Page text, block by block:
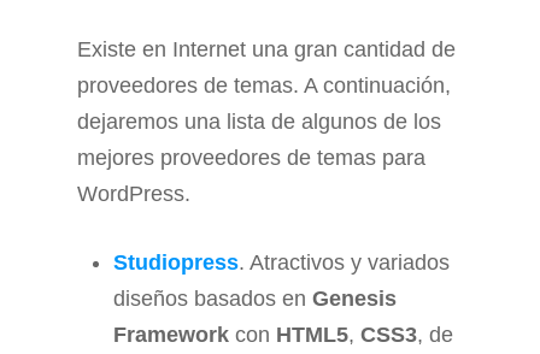
Existe en Internet una gran cantidad de
proveedores de temas. A continuación,
dejaremos una lista de algunos de los
mejores proveedores de temas para
WordPress.
Studiopress. Atractivos y variados
diseños basados en Genesis
Framework con HTML5, CSS3, de